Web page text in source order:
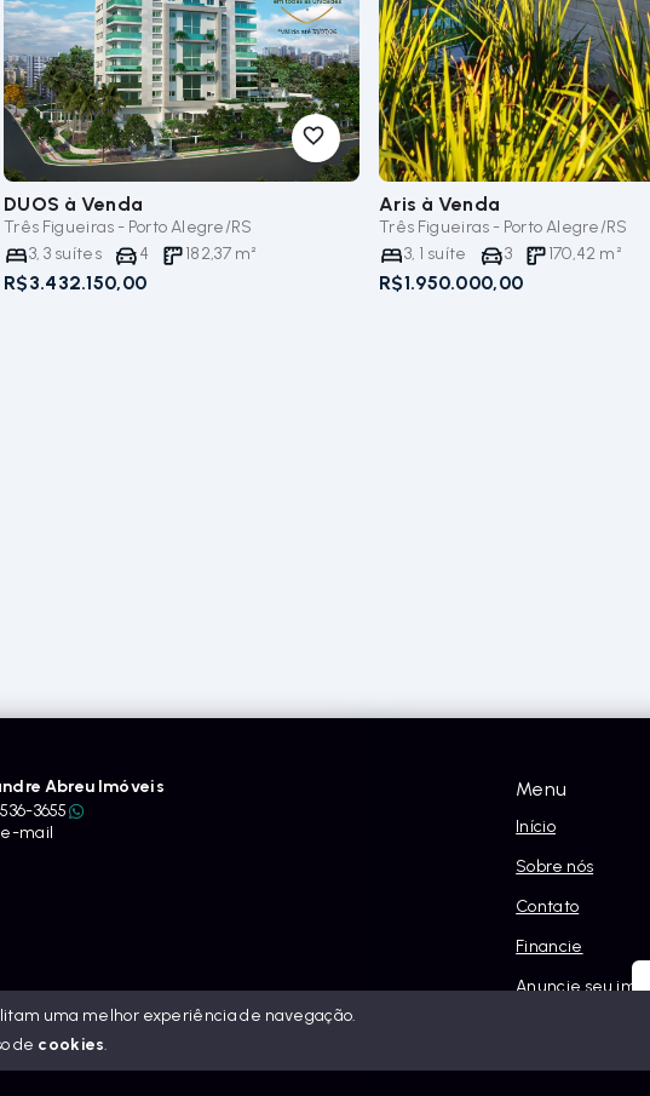
DUOS à Venda
Três Figueiras - Porto Alegre/RS
3,3 suítes 4 182,37 m²
R$3.432.150,00
Aris à Venda
Três Figueiras - Porto Alegre/RS
3, 1 suíte 3 170,42 m²
R$1.950.000,00
Menu
Início
Sobre nós
Contato
Financie
Anuncie seu
Abreu Imóveis
3655
mail
uma melhor experiência de navegação.
de cookies.